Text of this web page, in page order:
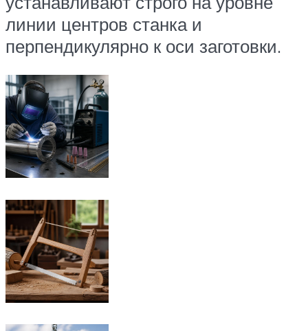
линии центров станка и
перпендикулярно к оси заготовки.